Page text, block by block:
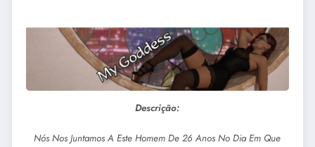
Descrição:
Nós Nos Juntamos A Este Homem De 26 Anos No Dia Em Que